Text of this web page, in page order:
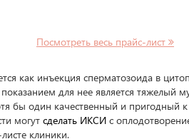
Посмотреть весь прайс-лист
как инъекция сперматозоида в
для нее является тяжелый
бы один качественный и
могут сделать ИКСИ с
клиники.